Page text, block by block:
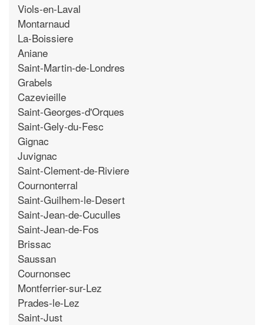
Viols-en-Laval
Montarnaud
La-Boissiere
Aniane
Saint-Martin-de-Londres
Grabels
Cazevieille
Saint-Georges-d'Orques
Saint-Gely-du-Fesc
Gignac
Juvignac
Saint-Clement-de-Riviere
Cournonterral
Saint-Guilhem-le-Desert
Saint-Jean-de-Cuculles
Saint-Jean-de-Fos
Brissac
Saussan
Cournonsec
Montferrier-sur-Lez
Prades-le-Lez
Saint-Just